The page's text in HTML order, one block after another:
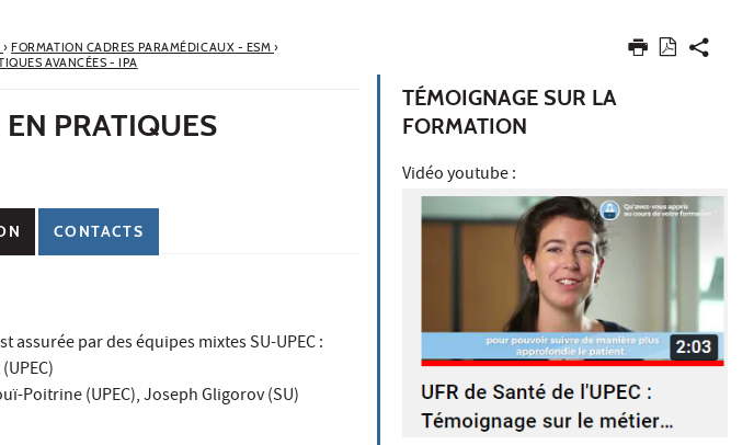
› FORMATION CADRES PARAMÉDICAUX - ESM›
AVANCÉES - IPA
PRATIQUES
CONTACTS
par des équipes mixtes SU-UPEC :
Poitrine (UPEC), Joseph Gligorov (SU)
TÉMOIGNAGE SUR LA
FORMATION
Vidéo youtube :